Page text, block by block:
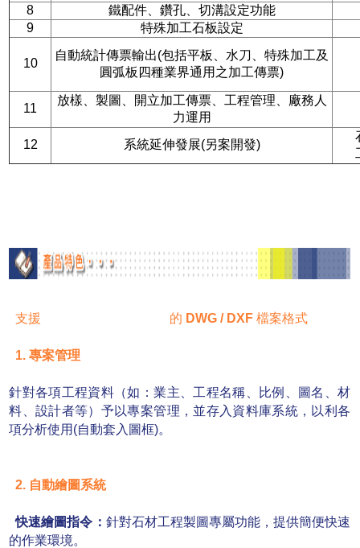
8
鐵配件、鑽孔、切溝設定功能
9
特殊加工石板設定
10
自動統計傳票輸出(包括平板、水刀、特殊加工及
圓弧板四種業界通用之加工傳票)
11
放樣、製圖、開立加工傳票、工程管理、廠務人
力運用
12
系統延伸發展(另案開發)
支援 的 DWG / DXF 檔案格式
1. 專案管理
針對各項工程資料（如：業主、工程名稱、比例、圖名、材
料、設計者等）予以專案管理，並存入資料庫系統，以利各
項分析使用(自動套入圖框)。
2. 自動繪圖系統
快速繪圖指令： 針對石材工程製圖專屬功能，提供簡便快速
的作業環境。